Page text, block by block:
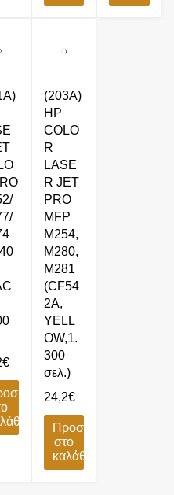
€
(203A)
HP
COLO
R
LASE
R JET
PRO
MFP
M254,
M280,
M281
(CF54
2A,
YELL
OW,1.
300
σελ.)
24,2€
Προσθήκη
στο
καλάθι